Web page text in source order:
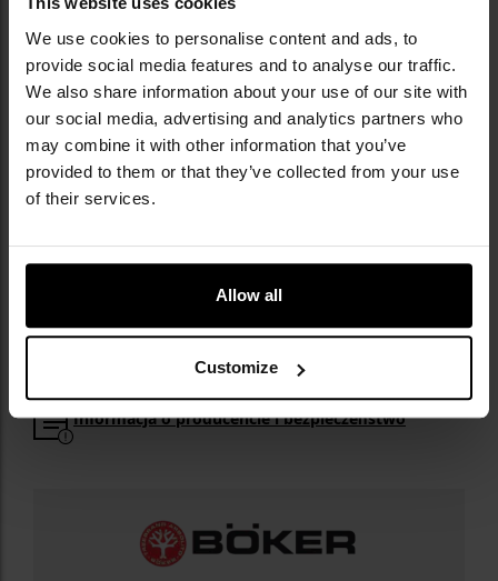
We use cookies to personalise content and ads, to
provide social media features and to analyse our traffic.
We also share information about your use of our site with
our social media, advertising and analytics partners who
may combine it with other information that you’ve
provided to them or that they’ve collected from your use
of their services.
Allow all
Customize
NAJWAŻNIEJSZE CECHY
solidna budowa i przemyślana konstrukcja
ochronna powłoka
odpowiednio wyprofilowana głownia
Informacja o producencie i bezpieczeństwo